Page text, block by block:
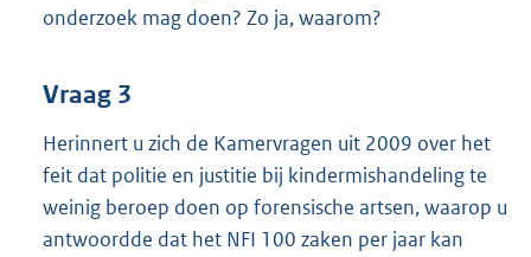
onderzoek mag doen? Zo ja, waarom?
Vraag 3
Herinnert u zich de Kamervragen uit 2009 over het
feit dat politie en justitie bij kindermishandeling te
weinig beroep doen op forensische artsen, waarop u
antwoordde dat het NFI 100 zaken per jaar kan